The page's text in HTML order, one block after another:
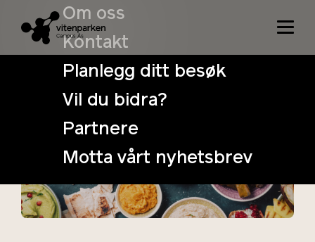
Om oss
Kontakt
Planlegg ditt besøk
Vil du bidra?
Partnere
Motta vårt nyhetsbrev
Matkurs i
Midtøsten-mat
23. MarchTidspunkt: 18:00